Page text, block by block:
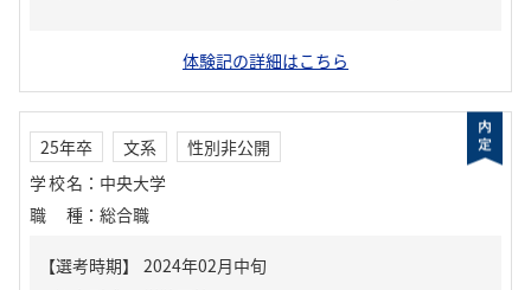
体験記の詳細はこちら
25年卒 文系
性別非公開
学校名 ： 中央大学
職種 ： 総合職